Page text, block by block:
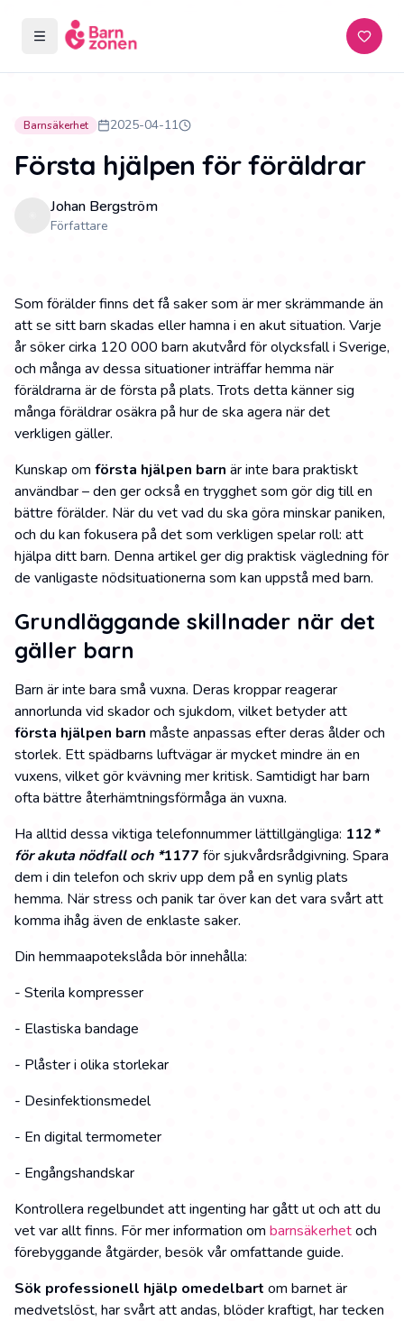
Öppna meny
Barnsäkerhet 2025-04-11
Första hjälpen för föräldrar
Johan Bergström
Författare
Som förälder finns det få saker som är mer skrämmande än
att se sitt barn skadas eller hamna i en akut situation. Varje
år söker cirka 120 000 barn akutvård för olycksfall i Sverige,
och många av dessa situationer inträffar hemma när
föräldrarna är de första på plats. Trots detta känner sig
många föräldrar osäkra på hur de ska agera när det
verkligen gäller.
Kunskap om första hjälpen barn är inte bara praktiskt
användbar – den ger också en trygghet som gör dig till en
bättre förälder. När du vet vad du ska göra minskar paniken,
och du kan fokusera på det som verkligen spelar roll: att
hjälpa ditt barn. Denna artikel ger dig praktisk vägledning för
de vanligaste nödsituationerna som kan uppstå med barn.
Grundläggande skillnader när det
gäller barn
Barn är inte bara små vuxna. Deras kroppar reagerar
annorlunda vid skador och sjukdom, vilket betyder att
första hjälpen barn måste anpassas efter deras ålder och
storlek. Ett spädbarns luftvägar är mycket mindre än en
vuxens, vilket gör kvävning mer kritisk. Samtidigt har barn
ofta bättre återhämtningsförmåga än vuxna.
Ha alltid dessa viktiga telefonnummer lättillgängliga: 112*
för akuta nödfall och *1177 för sjukvårdsrådgivning. Spara
dem i din telefon och skriv upp dem på en synlig plats
hemma. När stress och panik tar över kan det vara svårt att
komma ihåg även de enklaste saker.
Din hemmaapotekslåda bör innehålla:
- Sterila kompresser
- Elastiska bandage
- Plåster i olika storlekar
- Desinfektionsmedel
- En digital termometer
- Engångshandskar
Kontrollera regelbundet att ingenting har gått ut och att du
vet var allt finns. För mer information om barnsäkerhetoch
förebyggande åtgärder, besök vår omfattande guide.
Sök professionell hjälp omedelbart om barnet är
medvetslöst, har svårt att andas, blöder kraftigt, har tecken